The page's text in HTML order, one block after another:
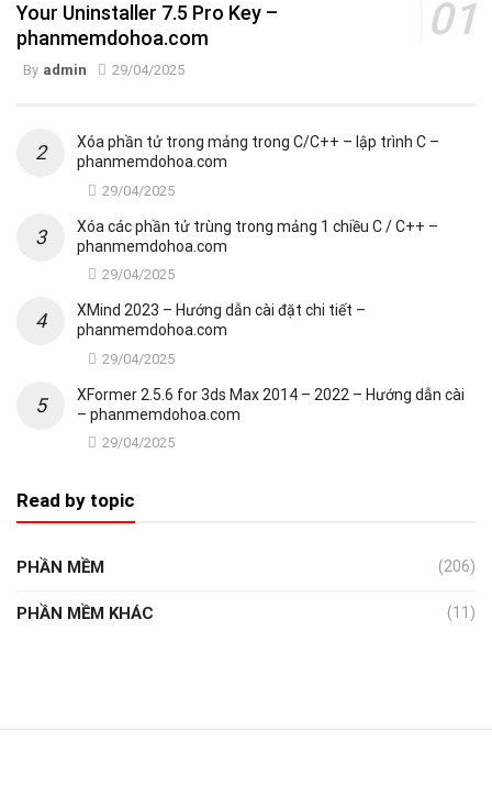
Your Uninstaller 7.5 Pro Key –
phanmemdohoa.com
By admin 29/04/2025
Xóa phần tử trong mảng trong C/C++ – lập trình C –
phanmemdohoa.com
29/04/2025
Xóa các phần tử trùng trong mảng 1 chiều C / C++ –
phanmemdohoa.com
29/04/2025
XMind 2023 – Hướng dẫn cài đặt chi tiết –
phanmemdohoa.com
29/04/2025
XFormer 2.5.6 for 3ds Max 2014 – 2022 – Hướng dẫn cài
– phanmemdohoa.com
29/04/2025
Read by topic
PHẦN MỀM (206)
PHẦN MỀM KHÁC (11)